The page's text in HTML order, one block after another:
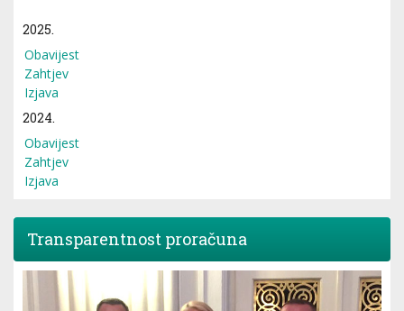
2025.
Obavijest
Zahtjev
Izjava
2024.
Obavijest
Zahtjev
Izjava
Transparentnost proračuna